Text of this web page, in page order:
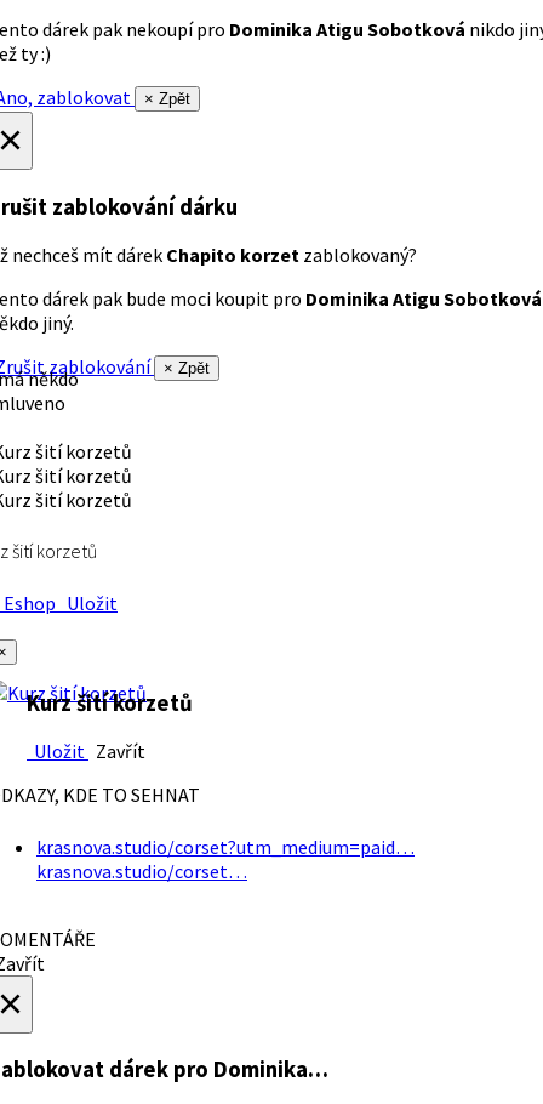
dárek pak nekoupí pro Dominika Atigu Sobotková nikdo
ty :)
zablokovat
× Zpět
zablokování dárku
nechceš mít dárek Chapito korzet zablokovaný?
dárek pak bude moci koupit pro Dominika Atigu Sobotková
jiný.
zablokování
× Zpět
někdo
šití korzetů
Uložit
Kurz šití korzetů
Uložit Zavřít
KDE TO SEHNAT
krasnova.studio/corset?utm_medium=paid…
krasnova.studio/corset…
dárek pro Dominika…